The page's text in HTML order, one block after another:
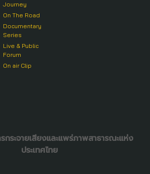
Journey
On The Road
Documentary
Series
Live & Public
Forum
On air Clip
ระจายเสียงและแพร่ภาพสาธารณะแห่ง
ประเทศไทย